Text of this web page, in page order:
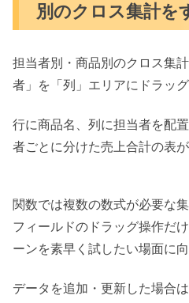
別のクロス集計を
担当者別・商品別のクロス集
者」を「列」エリアにドラッ
行に商品名、列に担当者を配
者ごとに分けた売上合計の表
関数では複数の数式が必要な
フィールドのドラッグ操作だ
ーンを素早く試したい場面に向
データを追加・更新した場合